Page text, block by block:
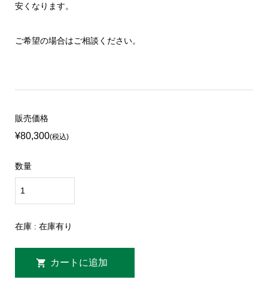
安くなります。
ご希望の場合はご相談ください。
販売価格
¥80,300(税込)
数量
在庫 : 在庫有り